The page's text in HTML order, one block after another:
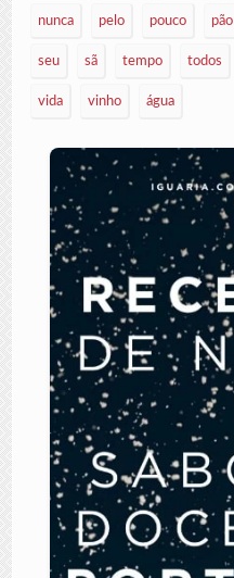
nunca pelo pouco pão
seu sã tempo todos
vida vinho água